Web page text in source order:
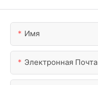
Имя
Электронная Почта